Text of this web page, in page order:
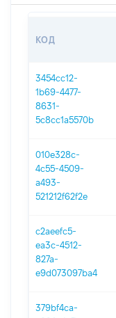
КОД
3454cc12-
1b69-4477-
8631-
5c8cc1a5570b
010e328c-
4c55-4509-
a493-
521212f62f2e
c2aeefc5-
ea3c-4512-
827a-
e9d073097ba4
379bf4ca-